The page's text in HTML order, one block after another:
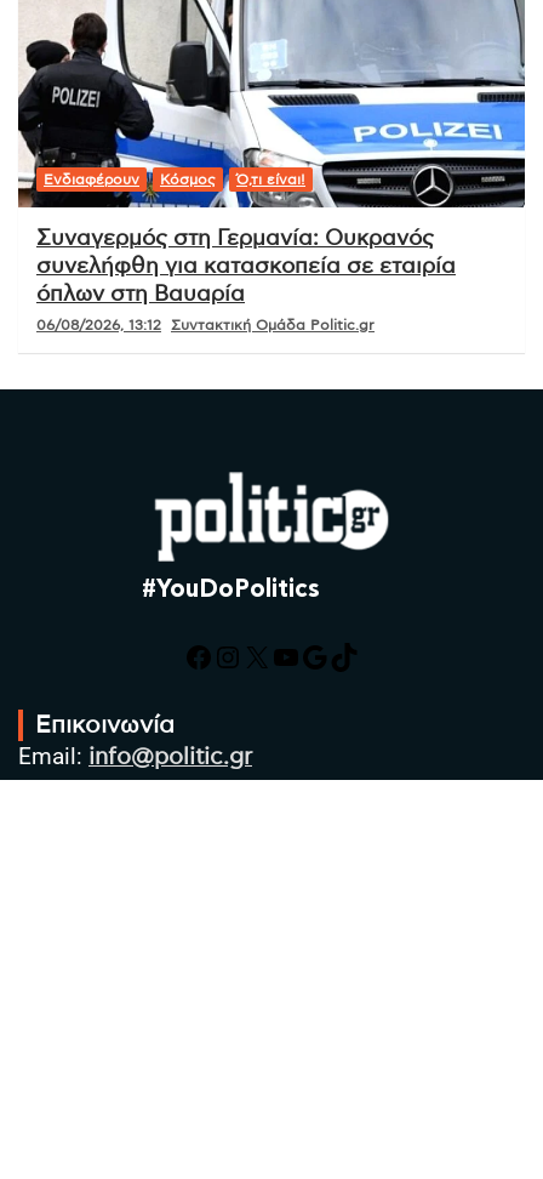
Ενδιαφέρουν Κόσμος Ό,τι είναι!
Συναγερμός στη Γερμανία: Ουκρανός
συνελήφθη για κατασκοπεία σε εταιρία
όπλων στη Βαυαρία
06/08/2026, 13:12 Συντακτική Ομάδα Politic.gr
#YouDoPolitics
Facebook
Instagram
X YouTube
Google
TikTok
Επικοινωνία
Email: info@politic.gr
Τηλ: